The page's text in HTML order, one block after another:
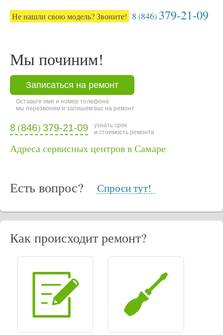
Не нашли свою модель? Звоните! 8 (846) 379-21-09
Мы починим!
Записаться на ремонт
Оставьте имя и номер телефона
мы перезвоним и запишем вас на ремонт
8 (846) 379-21-09
узнать срок
и стоимость ремонта
Адреса сервисных центров в Самаре
Есть вопрос? Спроси тут!
Как происходит ремонт?